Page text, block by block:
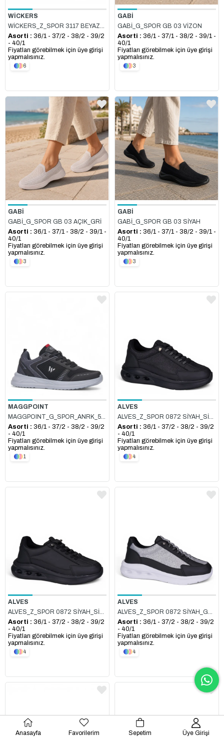
WİCKERS
WİCKERS_Z_SPOR 3117 BEYAZ_GÜMÜŞ
Asorti : 36/1 - 37/2 - 38/2 - 39/2
- 40/1
Fiyatları görebilmek için üye girişi
yapmalısınız.
6
GABİ
GABİ_G_SPOR GB 03 VİZON
Asorti : 36/1 - 37/1 - 38/2 - 39/1 -
40/1
Fiyatları görebilmek için üye girişi
yapmalısınız.
3
GABİ
GABİ_G_SPOR GB 03 AÇIK_GRİ
Asorti : 36/1 - 37/1 - 38/2 - 39/1 -
40/1
Fiyatları görebilmek için üye girişi
yapmalısınız.
3
GABİ
GABİ_G_SPOR GB 03 SİYAH
Asorti : 36/1 - 37/1 - 38/2 - 39/1 -
40/1
Fiyatları görebilmek için üye girişi
yapmalısınız.
3
MAGGPOINT
MAGGPOINT_G_SPOR_ANRK_5310 SİYAH_GÜMÜŞ
Asorti : 36/1 - 37/2 - 38/2 - 39/2
- 40/1
Fiyatları görebilmek için üye girişi
yapmalısınız.
1
ALVES
ALVES_Z_SPOR 0872 SİYAH_SİYAH_SİMLİ
Asorti : 36/1 - 37/2 - 38/2 - 39/2
- 40/1
Fiyatları görebilmek için üye girişi
yapmalısınız.
4
ALVES
ALVES_Z_SPOR 0872 SİYAH_SİYAH_CİLT
Asorti : 36/1 - 37/2 - 38/2 - 39/2
- 40/1
Fiyatları görebilmek için üye girişi
yapmalısınız.
4
ALVES
ALVES_Z_SPOR 0872 SİYAH_GÜMÜŞ_SİMLİ
Asorti : 36/1 - 37/2 - 38/2 - 39/2
- 40/1
Fiyatları görebilmek için üye girişi
yapmalısınız.
4
Anasayfa Favorilerim Sepetim Üye Girişi